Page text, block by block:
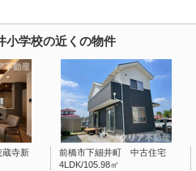
小学校の近くの物件
寺新
前橋市下細井町 中古住宅
4LDK/105.98㎡